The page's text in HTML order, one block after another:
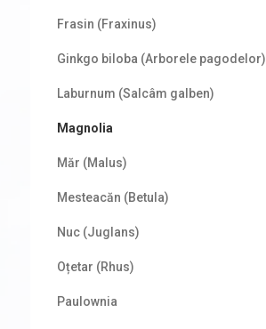
Frasin (Fraxinus)
Ginkgo biloba (Arborele pagodelor)
Laburnum (Salcâm galben)
Magnolia
Măr (Malus)
Mesteacăn (Betula)
Nuc (Juglans)
Oțetar (Rhus)
Paulownia